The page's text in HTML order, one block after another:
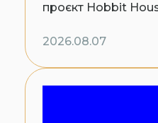
проєкт Hobbit
2026.08.07